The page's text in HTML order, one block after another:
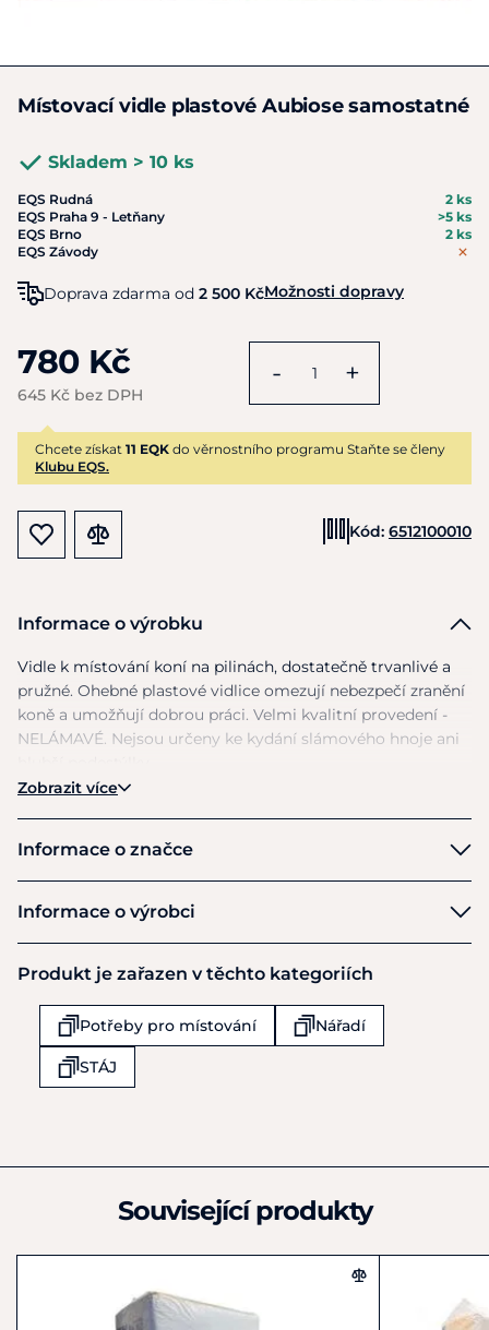
Místovací vidle plastové Aubiose samostatné
Skladem > 10 ks
EQS Rudná
2 ks
EQS Praha 9 - Letňany
>5 ks
EQS Brno
2 ks
EQS Závody
Doprava zdarma od 2 500 KčMožnosti dopravy
780 Kč
645 Kč bez DPH
- +
Chcete získat 11 EQK do věrnostního programu Staňte se členy
Klubu EQS.
Kód: 6512100010
Informace o výrobku
Vidle k místování koní na pilinách, dostatečně trvanlivé a
pružné. Ohebné plastové vidlice omezují nebezpečí zranění
koně a umožňují dobrou práci. Velmi kvalitní provedení -
NELÁMAVÉ. Nejsou určeny ke kydání slámového hnoje ani
Zobrazit více
Informace o značce
Kerbl
Informace o výrobci
Kerbl Albert
Felizenzell 9 Postfach 54
Buchbach
Německo
Produkt je zařazen v těchto kategoriích
Potřeby pro místování Nářadí
STÁJ
Související produkty